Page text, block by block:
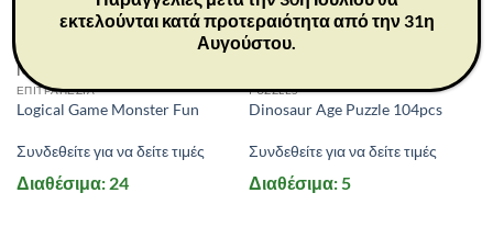
MD2087
ΕΠΙΤΡΑΠΕΖΙΑ
Logical Game Monster Fun
Συνδεθείτε για να δείτε τιμές
Διαθέσιμα: 24
PUZZLES
Dinosaur Age Puzzle 104pcs
Συνδεθείτε για να δείτε τιμές
Διαθέσιμα: 5
εκτελούνται κατά προτεραιότητα από την 31η
Αυγούστου.